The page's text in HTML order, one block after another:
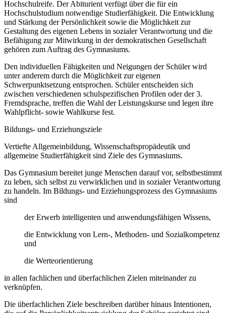
Hochschulreife. Der Abiturient verfügt über die für ein
Hochschulstudium notwendige Studierfähigkeit. Die Entwicklung
und Stärkung der Persönlichkeit sowie die Möglichkeit zur
Gestaltung des eigenen Lebens in sozialer Verantwortung und die
Befähigung zur Mitwirkung in der demokratischen Gesellschaft
gehören zum Auftrag des Gymnasiums.
Den individuellen Fähigkeiten und Neigungen der Schüler wird
unter anderem durch die Möglichkeit zur eigenen
Schwerpunktsetzung entsprochen. Schüler entscheiden sich
zwischen verschiedenen schulspezifischen Profilen oder der 3.
Fremdsprache, treffen die Wahl der Leistungskurse und legen ihre
Wahlpflicht- sowie Wahlkurse fest.
Bildungs- und Erziehungsziele
Vertiefte Allgemeinbildung, Wissenschaftspropädeutik und
allgemeine Studierfähigkeit sind Ziele des Gymnasiums.
Das Gymnasium bereitet junge Menschen darauf vor, selbstbestimmt
zu leben, sich selbst zu verwirklichen und in sozialer Verantwortung
zu handeln. Im Bildungs- und Erziehungsprozess des Gymnasiums
sind
der Erwerb intelligenten und anwendungsfähigen Wissens,
die Entwicklung von Lern-, Methoden- und Sozialkompetenz
und
die Werteorientierung
in allen fachlichen und überfachlichen Zielen miteinander zu
verknüpfen.
Die überfachlichen Ziele beschreiben darüber hinaus Intentionen,